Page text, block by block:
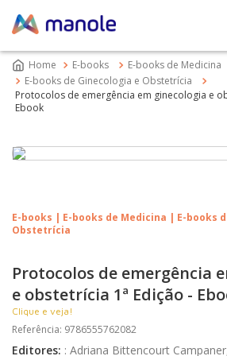
E-books
E-books de Medicina
E-books de Ginecologia e Obstetrícia
Protocolos de emergência em ginecologia e
Ebook
E-books | E-books de Medicina | E-books
Obstetrícia
Protocolos de emergência
e obstetrícia 1ª Edição -
Clique e veja!
Referência: 9786555762082
Editores: : Adriana Bittencourt